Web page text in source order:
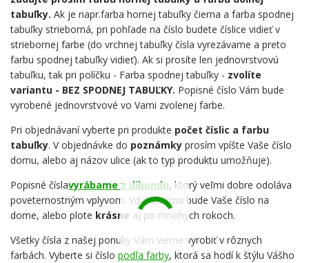
tabuľky. Ak je napr.farba hornej tabuľky čierna a farba spodnej
tabuľky strieborná, pri pohľade na číslo budete číslice vidieť v
striebornej farbe (do vrchnej tabuľky čísla vyrezávame a preto
farbu spodnej tabuľky vidieť). Ak si prosíte len jednovrstvovú
tabuľku, tak pri políčku - Farba spodnej tabuľky - zvolíte
variantu - BEZ SPODNEJ TABUĽKY. Popisné číslo Vám bude
vyrobené jednovrstvové vo Vami zvolenej farbe.
Pri objednávaní vyberte pri produkte počet číslic a farbu
tabuľky. V objednávke do poznámky prosím vpíšte Vaše číslo
domu, alebo aj názov ulice (ak to typ produktu umožňuje).
Popisné číslavyrábame z dibondu, ktorý veľmi dobre odoláva
poveternostným vplyvom. Vďaka tomu bude Vaše číslo na
dome, alebo plote krásne aj po mnohých rokoch.
Všetky čísla z našej ponuky Vám vieme vyrobiť v rôznych
farbách. Vyberte si číslo podľa farby, ktorá sa hodí k štýlu Vášho